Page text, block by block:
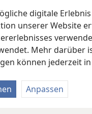
digitale
unserer Website
Mehr darüber
können jederzeit
Anpassen